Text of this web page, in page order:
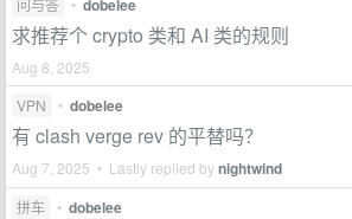
问与答 • dobelee
求推荐个 crypto 类和 AI 类的规则
Aug 8, 2025
VPN
• dobelee
有 clash verge rev 的平替吗？
Aug 7, 2025 • Lastly replied bynightwind
拼车 • dobelee